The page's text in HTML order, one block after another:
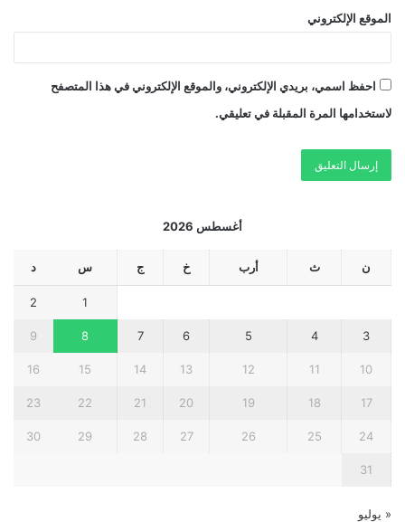
الموقع الإلكتروني
احفظ اسمي، بريدي الإلكتروني، والموقع الإلكتروني في هذا المتصفح
لاستخدامها المرة المقبلة في تعليقي.
أغسطس 2026
ن ث أرب خ ج س د
1
2
3
4
5
6
7
8
9
10
11
12
13
14
15
16
17
18
19
20
21
22
23
24
25
26
27
28
29
30
31
« يوليو